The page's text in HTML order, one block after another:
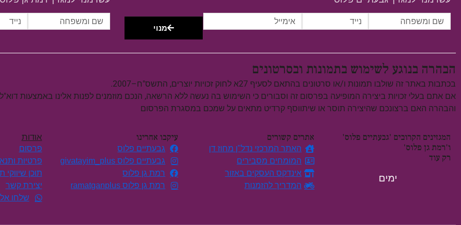
מנוי
הבהרה בנוגע לשימוש בתמונות ובסרטונים
בכתבות באתר זה שולבו תמונות ו/או סרטונים בהתאם לסעיף 27א לחוק זכויות יוצרים, התשס"ח–2007.
אם אתם בעלי זכויות ביצירה המופיעה בפרסום זה וסבורים כי השימוש בה נעשה ללא הרשאה, הנכם מוזמנים לפנות אלינו באמצעות דוא"ל
והבהרה האם ברצונכם שהיצירה תוסר או שיתווסף קרדיט מתאים על שמכם במסגרת הפרסום
המגזינים הקרובים 'גבעתיים פלוס'
ו'רמת גן פלוס'
רק עוד
ימים
אתרים קשורים
האתר המרכזי נדל"ן מחוז דן
המומחים מסבירים
אינדקס העסקים באזור
המדריך להזמנות
עיקבו אחרינו
גבעתיים פלוס
גבעתיים פלוס givatayim_plus
רמת גן פלוס
רמת גן פלוס ramatganplus
אודות
פרסום
פרטיות
תוכן שיווקי
יצירת קשר
שלחו